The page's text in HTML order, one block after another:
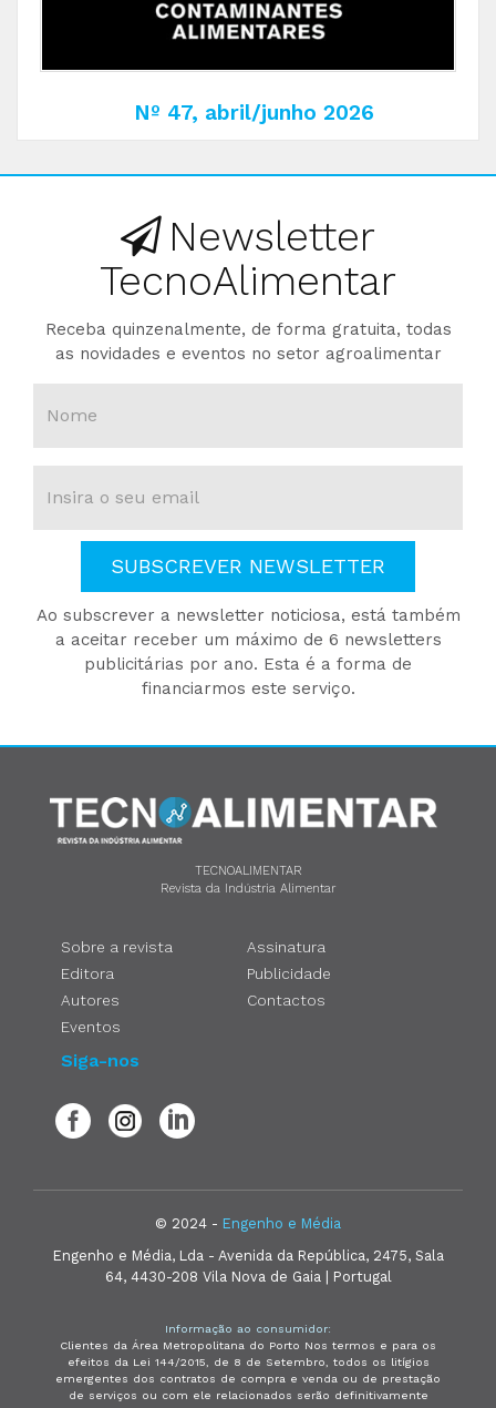
Nº 47, abril/junho 2026
Newsletter
TecnoAlimentar
Receba quinzenalmente, de forma gratuita, todas
as novidades e eventos no setor agroalimentar
SUBSCREVER NEWSLETTER
Ao subscrever a newsletter noticiosa, está também
a aceitar receber um máximo de 6 newsletters
publicitárias por ano. Esta é a forma de
financiarmos este serviço.
TECNOALIMENTAR
Revista da Indústria Alimentar
Sobre a revista
Editora
Autores
Eventos
Assinatura
Publicidade
Contactos
Siga-nos
© 2024 - Engenho e Média
Engenho e Média, Lda - Avenida da República, 2475, Sala
64, 4430-208 Vila Nova de Gaia | Portugal
Informação ao consumidor:
Clientes da Área Metropolitana do Porto Nos termos e para os
efeitos da Lei 144/2015, de 8 de Setembro, todos os litígios
emergentes dos contratos de compra e venda ou de prestação
de serviços ou com ele relacionados serão definitivamente